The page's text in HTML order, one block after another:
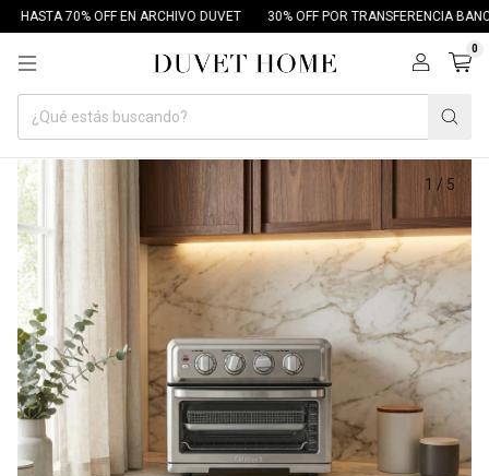
70% OFF EN ARCHIVO DUVET 30% OFF POR TRANSFERENCIA
0
1 / 5